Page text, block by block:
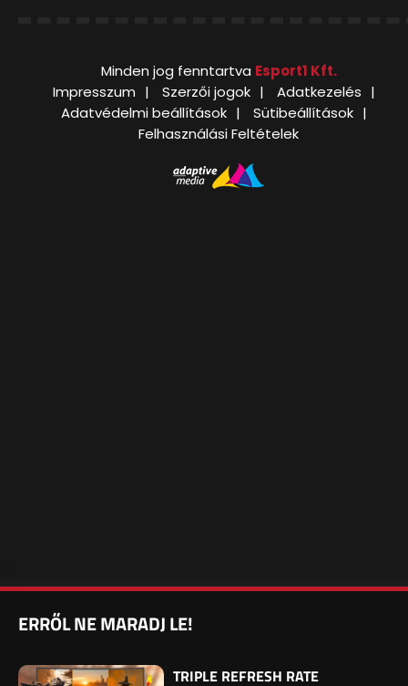
Minden jog fenntartva Esport1 Kft.
Impresszum
Szerzői jogok
Adatkezelés
Adatvédelmi beállítások
Sütibeállítások
Felhasználási Feltételek
ERRŐL NE MARADJ LE!
TRIPLE REFRESH RATE